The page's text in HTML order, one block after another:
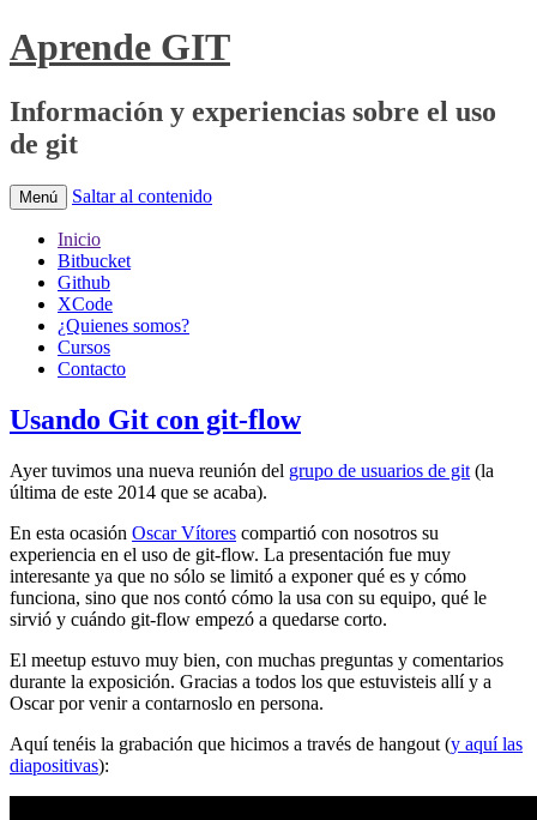
Aprende GIT
Información y experiencias sobre el uso
de git
Menú Saltar al contenido
Inicio
Bitbucket
Github
XCode
¿Quienes somos?
Cursos
Contacto
Usando Git con git-flow
Ayer tuvimos una nueva reunión del grupo de usuarios de git (la
última de este 2014 que se acaba).
En esta ocasión Oscar Vítores compartió con nosotros su
experiencia en el uso de git-flow. La presentación fue muy
interesante ya que no sólo se limitó a exponer qué es y cómo
funciona, sino que nos contó cómo la usa con su equipo, qué le
sirvió y cuándo git-flow empezó a quedarse corto.
El meetup estuvo muy bien, con muchas preguntas y comentarios
durante la exposición. Gracias a todos los que estuvisteis allí y a
Oscar por venir a contarnoslo en persona.
Aquí tenéis la grabación que hicimos a través de hangout (y aquí las
diapositivas):